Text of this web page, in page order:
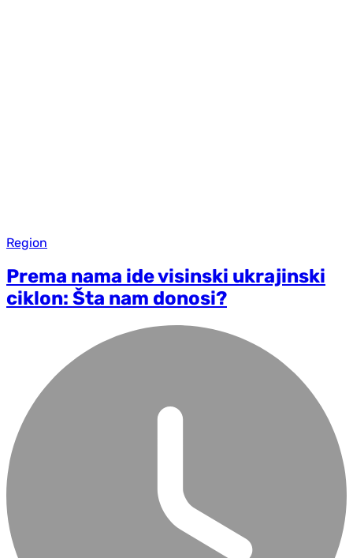
Region
Prema nama ide visinski ukrajinski
ciklon: Šta nam donosi?